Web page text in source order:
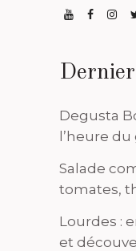
Degusta
l’heure
Salade
tomates,
Lourdes :
et